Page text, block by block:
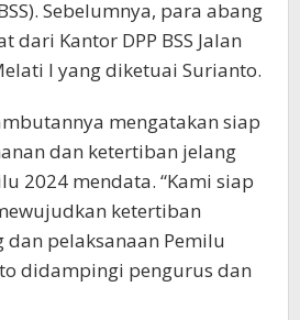
Sebelumnya, para abang
dari Kantor DPP BSS Jalan
I yang diketuai Surianto.
mengatakan siap
dan ketertiban jelang
2024 mendata. “Kami siap
ketertiban
pelaksanaan Pemilu
didampingi pengurus dan